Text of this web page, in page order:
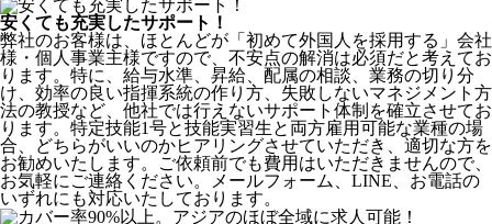
安くても充実したサポート！
弊社のお客様は、ほとんどが 「初めて外国人を採用する」 会社
様・個人事業主様ですので、不安点の解消は必須だと考えてお
ります。特に、給与水準、昇給、配属の相談、業務の切り分
け、効率の良い指揮系統の作り方、失敗しないマネジメント方
法の教授など、 他社では行えないサポート体制 を確立させてお
ります。特定技能1号と技能実習生と両方雇用可能な業種の場
合、どちらがいいのかヒアリングさせていただき、適切な方を
お勧めいたします。ご依頼前でも費用はいただきませんので、
お気軽にご連絡ください。メールフォーム、LINE、お電話の
いずれにも対応いたしております。